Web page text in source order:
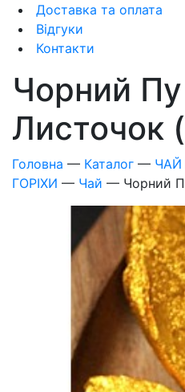
Доставка та оплата
Відгуки
Контакти
Чорний
Листочок
Головна — Каталог — ЧАЙ
ГОРІХИ — Чай — Чорний